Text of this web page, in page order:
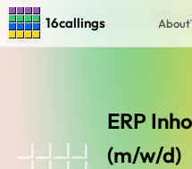
16callings About
Home Jobs in Geeste ERP
ERP
(m/w/d)